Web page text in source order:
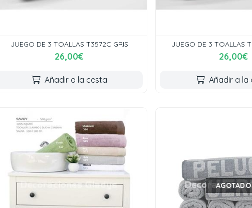
JUEGO DE 3 TOALLAS T3572C GRIS
26,00€
Añadir a la cesta
JUEGO DE 3 TOALLAS
26,00€
Añadir a la
AGOTADO